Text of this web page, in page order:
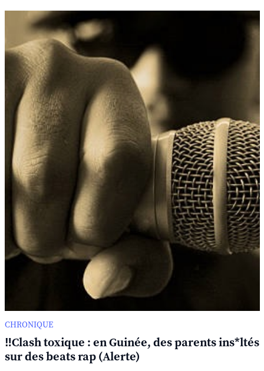
CHRONIQUE
‼️Clash toxique : en Guinée, des parents ins*ltés
sur des beats rap (Alerte)